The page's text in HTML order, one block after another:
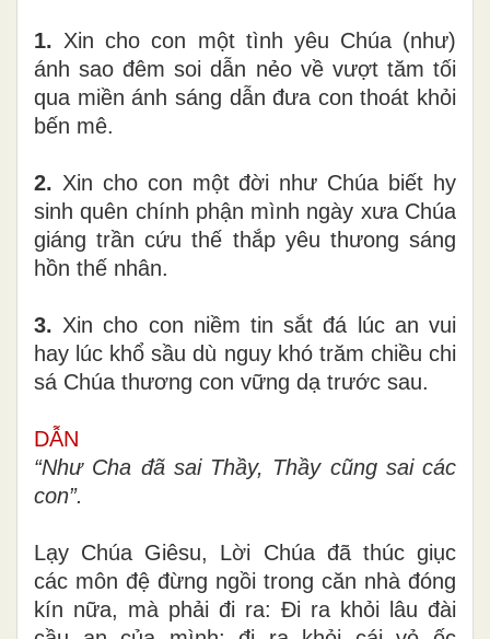
1. Xin cho con một tình yêu Chúa (như)
ánh sao đêm soi dẫn nẻo về vượt tăm tối
qua miền ánh sáng dẫn đưa con thoát khỏi
bến mê.
2. Xin cho con một đời như Chúa biết hy
sinh quên chính phận mình ngày xưa Chúa
giáng trần cứu thế thắp yêu thưong sáng
hồn thế nhân.
3. Xin cho con niềm tin sắt đá lúc an vui
hay lúc khổ sầu dù nguy khó trăm chiều chi
sá Chúa thương con vững dạ trước sau.
DẪN
“Như Cha đã sai Thầy, Thầy cũng sai các
con”.
Lạy Chúa Giêsu, Lời Chúa đã thúc giục
các môn đệ đừng ngồi trong căn nhà đóng
kín nữa, mà phải đi ra: Đi ra khỏi lâu đài